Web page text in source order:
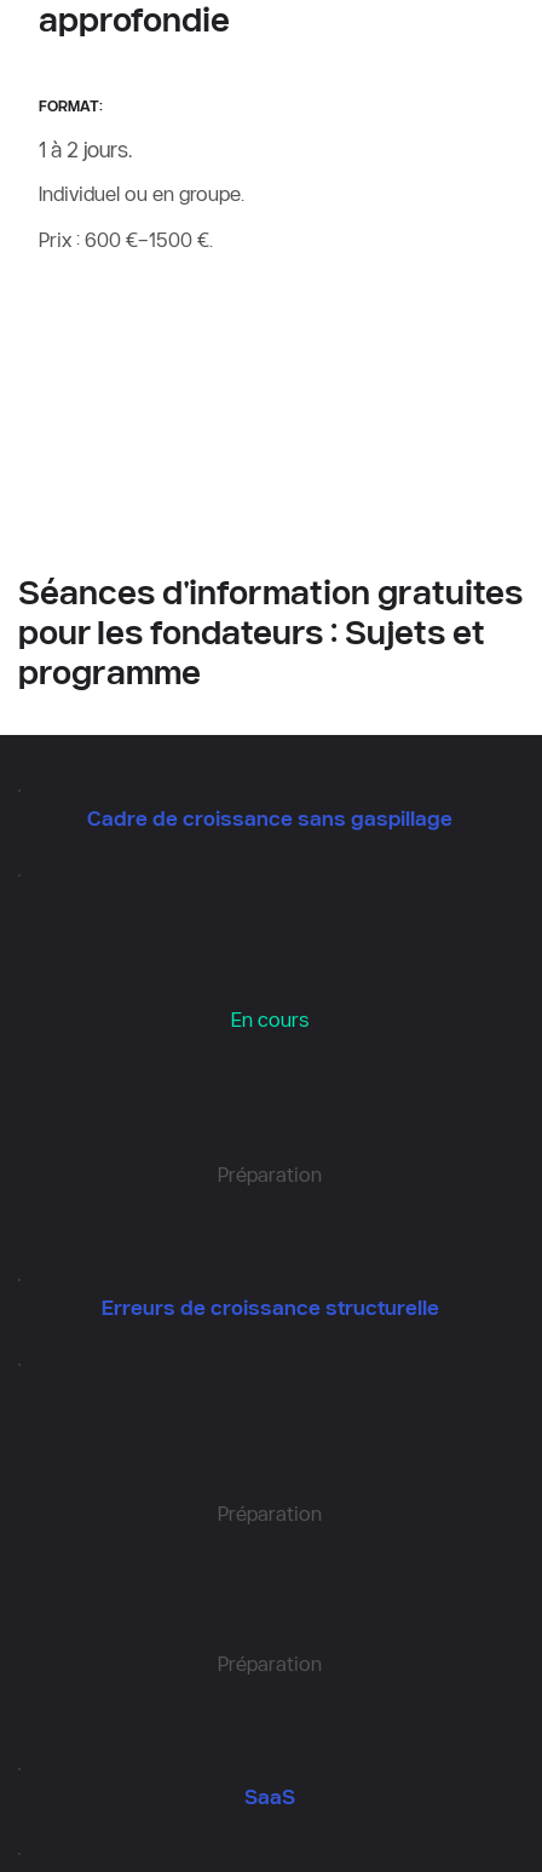
approfondie
FORMAT:
1 à 2 jours.
Individuel ou en groupe.
Prix : 600 €–1500 €.
Séances d'information gratuites
pour les fondateurs : Sujets et
programme
Cadre de croissance sans gaspillage
En cours
Préparation
Erreurs de croissance structurelle
Préparation
Préparation
SaaS